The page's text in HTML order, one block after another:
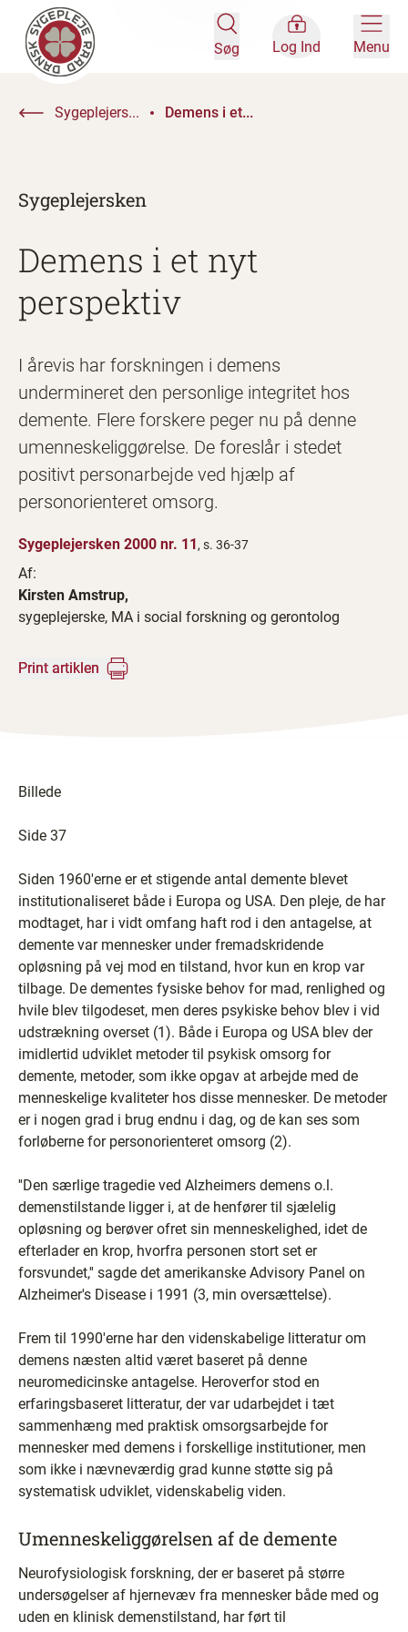
Søg Log Ind Menu
Sygeplejers... Demens i et...
Sygeplejersken
Demens i et nyt
perspektiv
I årevis har forskningen i demens
undermineret den personlige integritet hos
demente. Flere forskere peger nu på denne
umenneskeliggørelse. De foreslår i stedet
positivt personarbejde ved hjælp af
personorienteret omsorg.
Sygeplejersken 2000 nr. 11, s. 36-37
Af:
Kirsten Amstrup,
sygeplejerske, MA i social forskning og gerontolog
Print artiklen
Billede
Side 37
Siden 1960'erne er et stigende antal demente blevet
institutionaliseret både i Europa og USA. Den pleje, de har
modtaget, har i vidt omfang haft rod i den antagelse, at
demente var mennesker under fremadskridende
opløsning på vej mod en tilstand, hvor kun en krop var
tilbage. De dementes fysiske behov for mad, renlighed og
hvile blev tilgodeset, men deres psykiske behov blev i vid
udstrækning overset (1). Både i Europa og USA blev der
imidlertid udviklet metoder til psykisk omsorg for
demente, metoder, som ikke opgav at arbejde med de
menneskelige kvaliteter hos disse mennesker. De metoder
er i nogen grad i brug endnu i dag, og de kan ses som
forløberne for personorienteret omsorg (2).
''Den særlige tragedie ved Alzheimers demens o.l.
demenstilstande ligger i, at de henfører til sjælelig
opløsning og berøver ofret sin menneskelighed, idet de
efterlader en krop, hvorfra personen stort set er
forsvundet,'' sagde det amerikanske Advisory Panel on
Alzheimer's Disease i 1991 (3, min oversættelse).
Frem til 1990'erne har den videnskabelige litteratur om
demens næsten altid været baseret på denne
neuromedicinske antagelse. Heroverfor stod en
erfaringsbaseret litteratur, der var udarbejdet i tæt
sammenhæng med praktisk omsorgsarbejde for
mennesker med demens i forskellige institutioner, men
som ikke i nævneværdig grad kunne støtte sig på
systematisk udviklet, videnskabelig viden.
Umenneskeliggørelsen af de demente
Neurofysiologisk forskning, der er baseret på større
undersøgelser af hjernevæv fra mennesker både med og
uden en klinisk demenstilstand, har ført til